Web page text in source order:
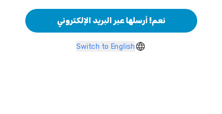
نعم! أرسلها عبر البريد الإلكتروني
Switch to English